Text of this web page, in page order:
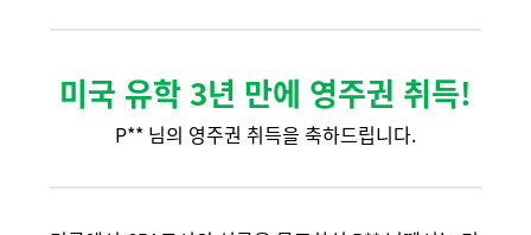
미국 유학 3년 만에 영주권 취득!
P** 님의 영주권 취득을 축하드립니다.